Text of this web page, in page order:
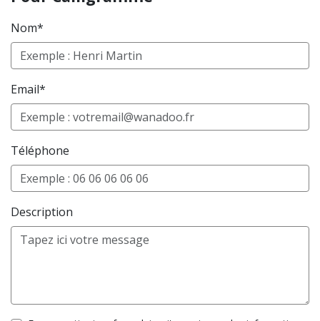
Nom*
Email*
Téléphone
Description